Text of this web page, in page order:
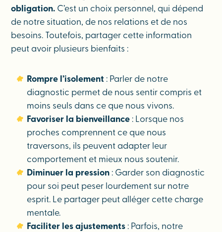
obligation. C’est un choix personnel, qui dépend
de notre situation, de nos relations et de nos
besoins. Toutefois, partager cette information
peut avoir plusieurs bienfaits :
Rompre l’isolement : Parler de notre
diagnostic permet de nous sentir compris et
moins seuls dans ce que nous vivons.
Favoriser la bienveillance : Lorsque nos
proches comprennent ce que nous
traversons, ils peuvent adapter leur
comportement et mieux nous soutenir.
Diminuer la pression : Garder son diagnostic
pour soi peut peser lourdement sur notre
esprit. Le partager peut alléger cette charge
mentale.
Faciliter les ajustements : Parfois, notre